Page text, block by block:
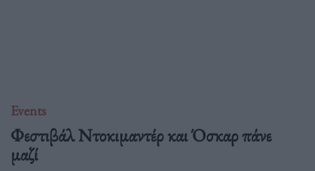
Events
Φεστιβάλ Ντοκιμαντέρ και Όσκαρ πάνε
μαζί